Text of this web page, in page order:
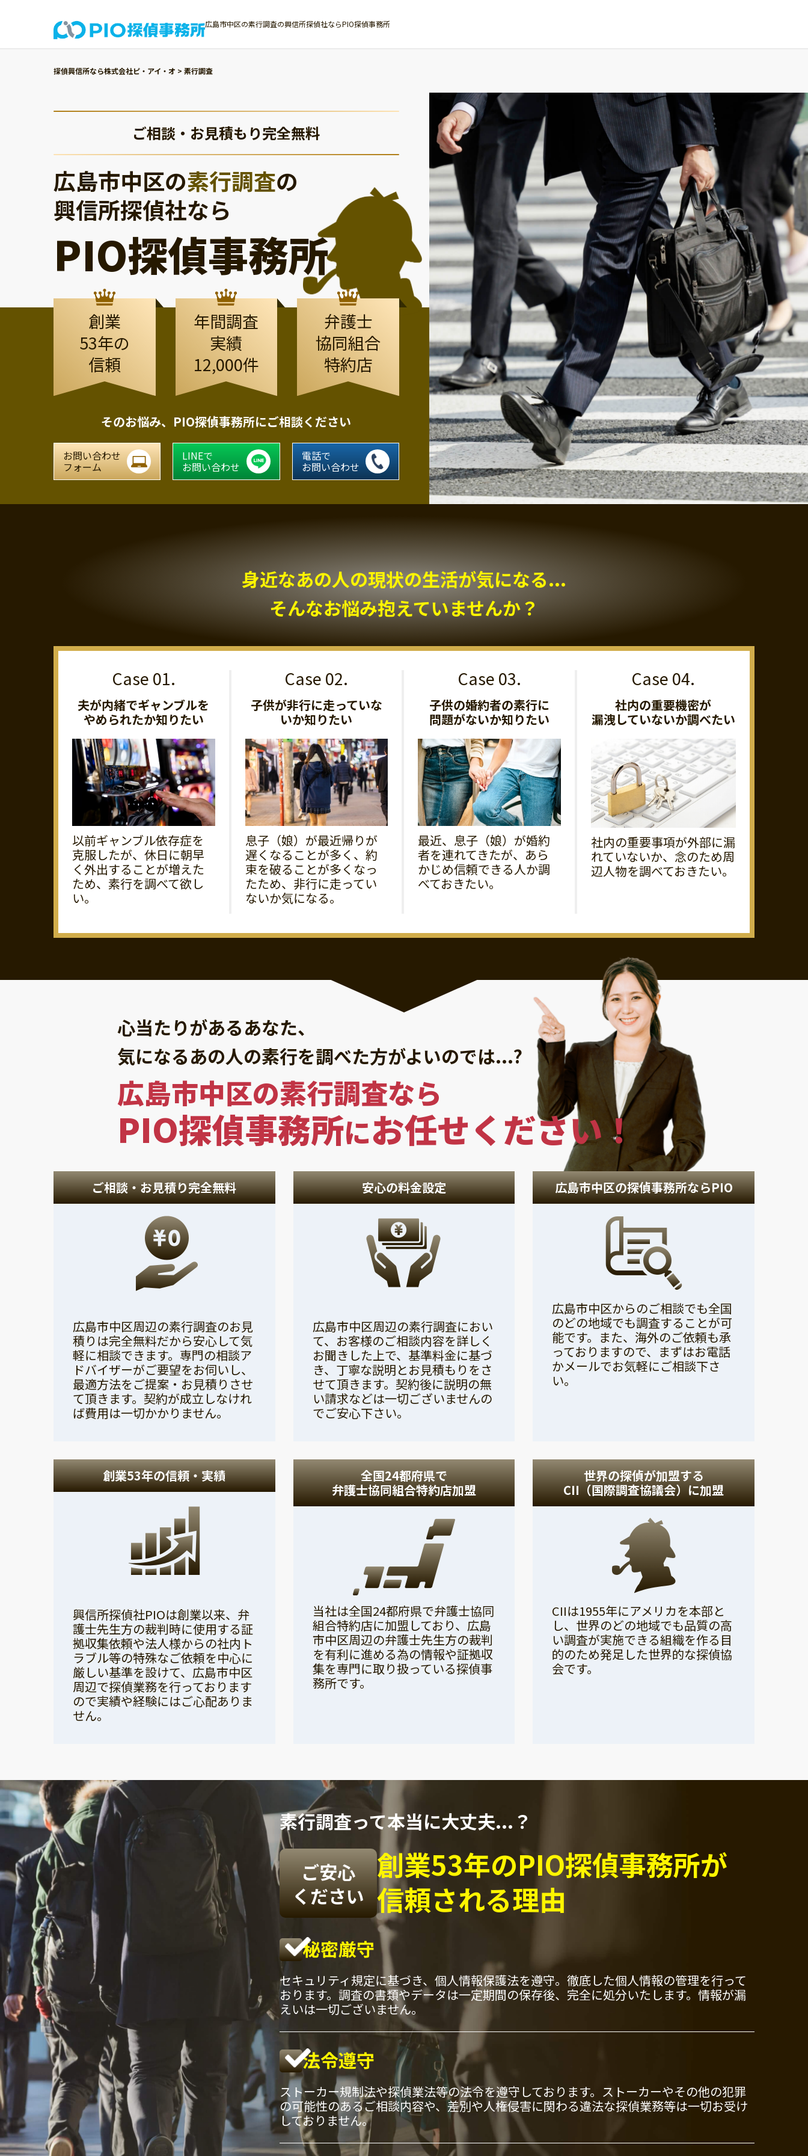
広島市中区の素行調査の興信所探偵社ならPIO探偵事務所
探偵興信所なら株式会社ピ・アイ・オ > 素行調査
ご相談・お見積もり完全無料
広島市中区の素行調査の
興信所探偵社なら
PIO探偵事務所
創業
53年の
信頼
年間調査
実績
12,000件
弁護士
協同組合
特約店
そのお悩み、 PIO探偵事務所にご相談ください
お問い合わせ
フォーム
LINEで
お問い合わせ
電話で
お問い合わせ
身近なあの人の現状の生活が気になる...
そんなお悩み抱えていませんか？
夫が内緒でギャンブルを
やめられたか知りたい
以前ギャンブル依存症を
克服したが、休日に朝早
く外出することが増えた
ため、素行を調べて欲し
い。
子供が非行に走っていな
いか知りたい
息子（娘）が最近帰りが
遅くなることが多く、約
束を破ることが多くなっ
たため、非行に走ってい
ないか気になる。
子供の婚約者の素行に
問題がないか知りたい
最近、息子（娘）が婚約
者を連れてきたが、あら
かじめ信頼できる人か調
べておきたい。
社内の重要機密が
漏洩していないか調べたい
社内の重要事項が外部に漏
れていないか、念のため周
辺人物を調べておきたい。
心当たりがあるあなた、
気になるあの人の素行を調べた方がよいのでは...?
広島市中区の素行調査なら
PIO探偵事務所にお任せください！
ご相談・お見積り完全無料
広島市中区周辺の素行調査のお見
積りは完全無料だから安心して気
軽に相談できます。専門の相談ア
ドバイザーがご要望をお伺いし、
最適方法をご提案・お見積りさせ
て頂きます。契約が成立しなけれ
ば費用は一切かかりません。
安心の料金設定
広島市中区周辺の素行調査におい
て、お客様のご相談内容を詳しく
お聞きした上で、基準料金に基づ
き、丁寧な説明とお見積もりをさ
せて頂きます。契約後に説明の無
い請求などは一切ございませんの
でご安心下さい。
広島市中区の探偵事務所ならPIO
広島市中区からのご相談でも全国
のどの地域でも調査することが可
能です。また、海外のご依頼も承
っておりますので、まずはお電話
かメールでお気軽にご相談下さ
い。
創業53年の信頼・実績
興信所探偵社PIOは創業以来、弁
護士先生方の裁判時に使用する証
拠収集依頼や法人様からの社内ト
ラブル等の特殊なご依頼を中心に
厳しい基準を設けて、広島市中区
周辺で探偵業務を行っております
ので実績や経験にはご心配ありま
せん。
全国24都府県で
弁護士協同組合特約店加盟
当社は全国24都府県で弁護士協同
組合特約店に加盟しており、広島
市中区周辺の弁護士先生方の裁判
を有利に進める為の情報や証拠収
集を専門に取り扱っている探偵事
務所です。
世界の探偵が加盟する
CII（国際調査協議会）に加盟
CIIは1955年にアメリカを本部と
し、世界のどの地域でも品質の高
い調査が実施できる組織を作る目
的のため発足した世界的な探偵協
会です。
素行調査って本当に大丈夫...？
ご安心
ください
創業53年のPIO探偵事務所が
信頼される理由
秘密厳守
セキュリティ規定に基づき、個人情報保護法を遵守。徹底した個人情報の管理を行って
おります。調査の書類やデータは一定期間の保存後、完全に処分いたします。情報が漏
えいは一切ございません。
法令遵守
ストーカー規制法や探偵業法等の法令を遵守しております。ストーカーやその他の犯罪
の可能性のあるご相談内容や、差別や人権侵害に関わる違法な探偵業務等は一切お受け
しておりません。